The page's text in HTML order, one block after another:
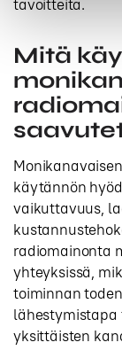
tavoitteita.
Mitä
käytännön
vaikuttavuus,
radiomainonta
yhteyksissä,
toiminnan
yksittäisten